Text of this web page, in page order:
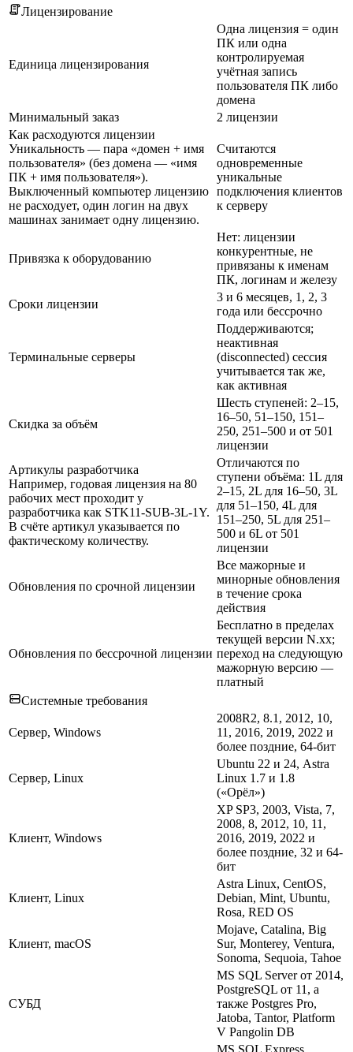
Лицензирование
Единица лицензирования
Одна лицензия = один
ПК или одна
контролируемая
учётная запись
пользователя ПК либо
домена
Минимальный заказ
2 лицензии
Как расходуются лицензии
Уникальность — пара «домен + имя
пользователя» (без домена — «имя
ПК + имя пользователя»).
Выключенный компьютер лицензию
не расходует, один логин на двух
машинах занимает одну лицензию.
Считаются
одновременные
уникальные
подключения клиентов
к серверу
Привязка к оборудованию
Нет: лицензии
конкурентные, не
привязаны к именам
ПК, логинам и железу
Сроки лицензии
3 и 6 месяцев, 1, 2, 3
года или бессрочно
Терминальные серверы
Поддерживаются;
неактивная
(disconnected) сессия
учитывается так же,
как активная
Скидка за объём
Шесть ступеней: 2–15,
16–50, 51–150, 151–
250, 251–500 и от 501
лицензии
Артикулы разработчика
Например, годовая лицензия на 80
рабочих мест проходит у
разработчика как STK11-SUB-3L-1Y.
В счёте артикул указывается по
фактическому количеству.
Отличаются по
ступени объёма: 1L для
2–15, 2L для 16–50, 3L
для 51–150, 4L для
151–250, 5L для 251–
500 и 6L от 501
лицензии
Обновления по срочной лицензии
Все мажорные и
минорные обновления
в течение срока
действия
Обновления по бессрочной лицензии
Бесплатно в пределах
текущей версии N.xx;
переход на следующую
мажорную версию —
платный
Системные требования
Сервер, Windows
2008R2, 8.1, 2012, 10,
11, 2016, 2019, 2022 и
более поздние, 64-бит
Сервер, Linux
Ubuntu 22 и 24, Astra
Linux 1.7 и 1.8
(«Орёл»)
Клиент, Windows
XP SP3, 2003, Vista, 7,
2008, 8, 2012, 10, 11,
2016, 2019, 2022 и
более поздние, 32 и 64-
бит
Клиент, Linux
Astra Linux, CentOS,
Debian, Mint, Ubuntu,
Rosa, RED OS
Клиент, macOS
Mojave, Catalina, Big
Sur, Monterey, Ventura,
Sonoma, Sequoia, Tahoe
СУБД
MS SQL Server от 2014,
PostgreSQL от 11, а
также Postgres Pro,
Jatoba, Tantor, Platform
V Pangolin DB
MS SQL Express,